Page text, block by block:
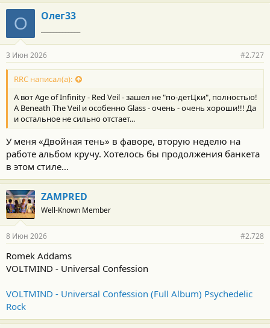
О Олег33
3 Июн 2026 #2.727
RRC написал(а):
А вот Age of Infinity - Red Veil - зашел не "по-детЦки", полностью!
А Beneath The Veil и особенно Glass - очень - очень хороши!!! Да
и остальное не сильно отстает...
У меня «Двойная тень» в фаворе, вторую неделю на
работе альбом кручу. Хотелось бы продолжения банкета
в этом стиле…
ZAMPRED
Well-Known Member
8 Июн 2026 #2.728
Romek Addams
VOLTMIND - Universal Confession
VOLTMIND - Universal Confession (Full Album) Psychedelic
Rock